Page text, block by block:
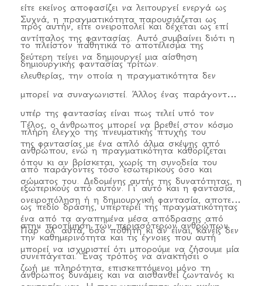
είτε εκείνος αποφασίζει να λειτουργεί ενεργά ως
προς αυτήν, είτε ονειροπολεί και δέχεται ως επί
το πλείστον παθητικά το αποτέλεσμα της
δημιουργικής φαντασίας τρίτων.
Συχνά, η πραγματικότητα παρουσιάζεται ως
αντίπαλος της φαντασίας. Αυτό συμβαίνει διότι η
δεύτερη τείνει να δημιουργεί μια αίσθηση
ελευθερίας, την οποία η πραγματικότητα δεν
μπορεί να συναγωνιστεί. Άλλος ένας παράγοντας
υπέρ της φαντασίας είναι πως τελεί υπό τον
πλήρη έλεγχο της πνευματικής πτυχής του
ανθρώπου, ενώ η πραγματικότητα καθορίζεται
από παράγοντες τόσο εσωτερικούς όσο και
εξωτερικούς από αυτόν. Γι’ αυτό και η φαντασία,
ως πεδίο δράσης, υπερτερεί της πραγματικότητας
στην προτίμηση των περισσότερων ανθρώπων.
Τέλος, ο άνθρωπος μπορεί να βρεθεί στον κόσμο
της φαντασίας με ένα απλό άλμα σκέψης από
όπου κι αν βρίσκεται, χωρίς τη συνοδεία του
σώματος του. Δεδομένης αυτής της δυνατότητας, η
ονειροπόληση ή η δημιουργική φαντασία, αποτελεί
ένα από τα αγαπημένα μέσα απόδρασης από
την καθημερινότητα και τις έγνοιες που αυτή
συνεπάγεται. Ένας τρόπος να ανακτήσει ο
άνθρωπος δυνάμεις και να αισθανθεί ζωντανός κι
Παρ’ όλ’ αυτά, όσο ποθητή κι αν είναι, κανείς δεν
μπορεί να ισχυριστεί ότι μπορούμε να ζήσουμε μία
ζωή με πληρότητα, επισκεπτόμενοι μόνο τη